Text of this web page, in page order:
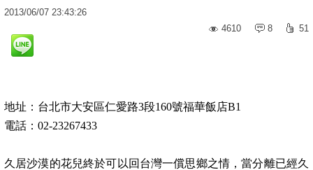
2013/06/07 23:43:26
4610
8 51
地址：台北市大安區仁愛路3段160號福華飯店B1
電話：02-23267433
久居沙漠的花兒終於可以回台灣一償思鄉之情，當分離已經久